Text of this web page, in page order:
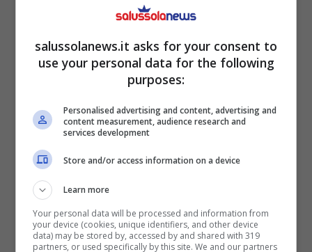
Basterà mettere queste piante in casa per dire per sempre
addio alla muffa Salussolanews.it
Anche se esistono tantissimi rimedi sia
commerciali che naturali per rimuovere la
salussolanews.it asks for your consent to
use your personal data for the following
purposes:
Personalised advertising and content, advertising and
content measurement, audience research and
services development
Store and/or access information on a device
Learn more
Your personal data will be processed and information from
your device (cookies, unique identifiers, and other device
data) may be stored by, accessed by and shared with 319
partners, or used specifically by this site. We and our partners